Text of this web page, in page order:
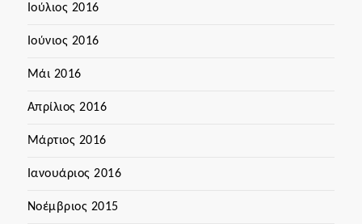
Ιούλιος 2016
Ιούνιος 2016
Μάι 2016
Απρίλιος 2016
Μάρτιος 2016
Ιανουάριος 2016
Νοέμβριος 2015